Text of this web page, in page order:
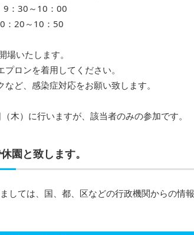
：30～10：00
：20～10：50
場いたします。
ロンを着用してください。
ど、感染症対応をお願い致します。
木）に行いますが、該当者のみの参加です。
園と致します。
しては、国、都、区などの行政機関からの情